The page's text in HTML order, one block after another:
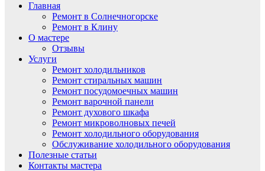
Главная
Ремонт в Солнечногорске
Ремонт в Клину
О мастере
Отзывы
Услуги
Ремонт холодильников
Ремонт стиральных машин
Ремонт посудомоечных машин
Ремонт варочной панели
Ремонт духового шкафа
Ремонт микроволновых печей
Ремонт холодильного оборудования
Обслуживание холодильного оборудования
Полезные статьи
Контакты мастера